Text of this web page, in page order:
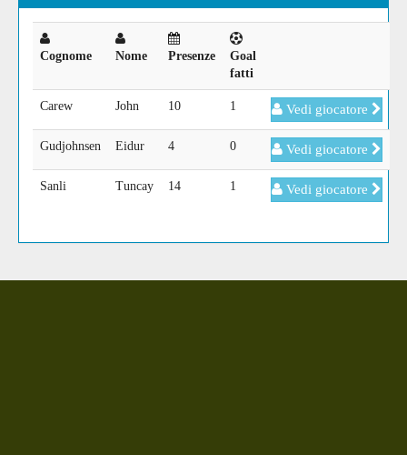
Cognome Nome Presenze
Goal
fatti
Carew John 10 1 Vedi giocatore
Gudjohnsen Eidur 4 0 Vedi giocatore
Sanli Tuncay 14 1 Vedi giocatore